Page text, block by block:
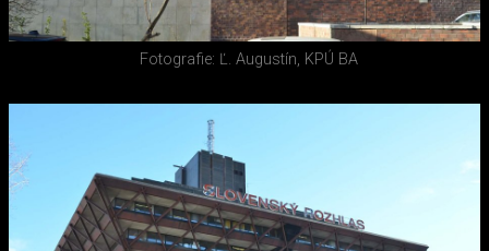
Fotografie: Ľ. Augustín, KPÚ BA